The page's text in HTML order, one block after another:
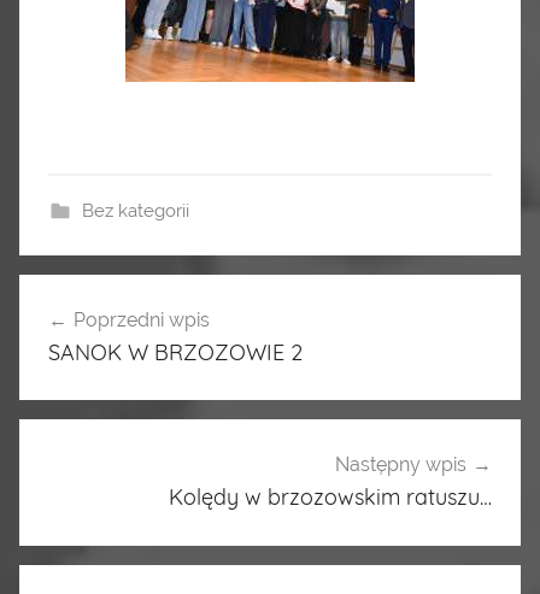
Bez kategorii
Nawigacja
wpisu
Poprzedni wpis
SANOK W BRZOZOWIE 2
Następny wpis
Kolędy w brzozowskim ratuszu…